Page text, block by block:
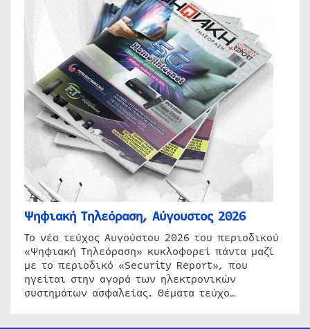
Ψηφιακή Τηλεόραση, Αύγουστος 2026
Το νέο τεύχος Αυγούστου 2026 του περιοδικού
«Ψηφιακή Τηλεόραση» κυκλοφορεί πάντα μαζί
με το περιοδικό «Security Report», που
ηγείται στην αγορά των ηλεκτρονικών
συστημάτων ασφαλείας. Θέματα τεύχο…